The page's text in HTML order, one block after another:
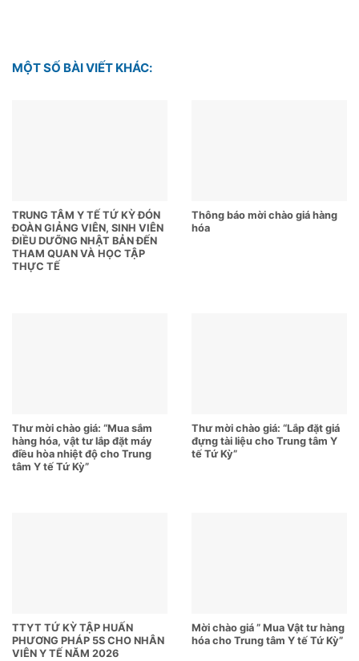
MỘT SỐ BÀI VIẾT KHÁC:
TRUNG TÂM Y TẾ TỨ KỲ ĐÓN
ĐOÀN GIẢNG VIÊN, SINH VIÊN
ĐIỀU DƯỠNG NHẬT BẢN ĐẾN
THAM QUAN VÀ HỌC TẬP
THỰC TẾ
Thông báo mời chào giá hàng
hóa
Thư mời chào giá: “Mua sắm
hàng hóa, vật tư lắp đặt máy
điều hòa nhiệt độ cho Trung
tâm Y tế Tứ Kỳ”
Thư mời chào giá: “Lắp đặt giá
đựng tài liệu cho Trung tâm Y
tế Tứ Kỳ”
TTYT TỨ KỲ TẬP HUẤN
PHƯƠNG PHÁP 5S CHO NHÂN
VIÊN Y TẾ NĂM 2026
Mời chào giá ” Mua Vật tư hàng
hóa cho Trung tâm Y tế Tứ Kỳ”